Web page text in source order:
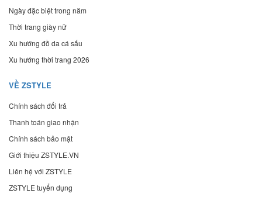
Ngày đặc biệt trong năm
Thời trang giày nữ
Xu hướng đồ da cá sấu
Xu hướng thời trang 2026
VỀ ZSTYLE
Chính sách đổi trả
Thanh toán giao nhận
Chính sách bảo mật
Giới thiệu ZSTYLE.VN
Liên hệ với ZSTYLE
ZSTYLE tuyển dụng